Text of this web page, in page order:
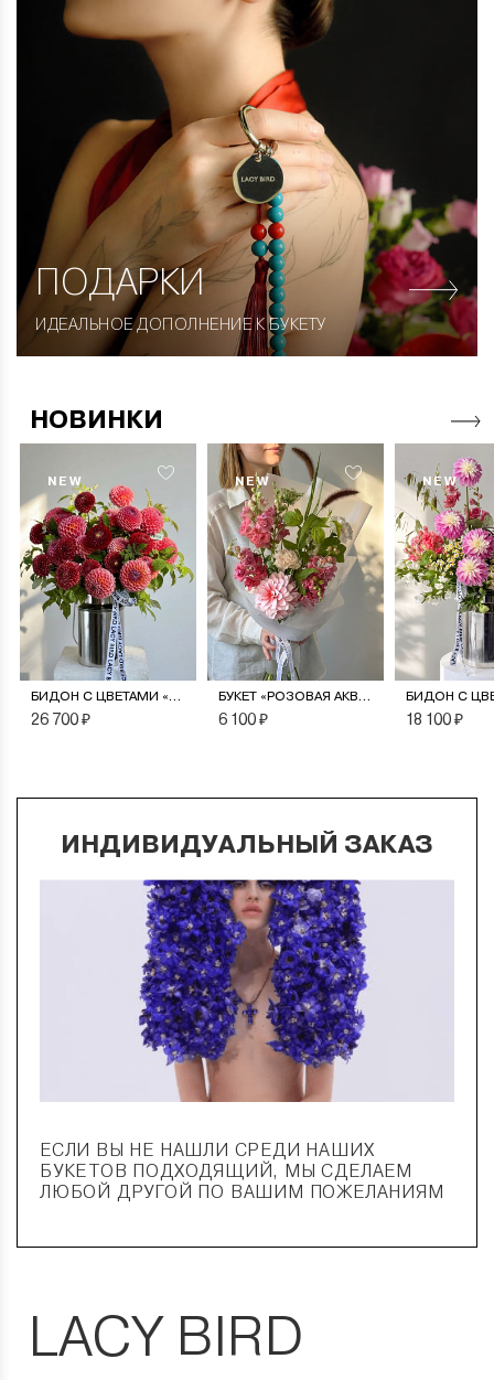
ПОДАРКИ
ИДЕАЛЬНОЕ ДОПОЛНЕНИЕ К БУКЕТУ
НОВИНКИ
NEW
БИДОН С ЦВЕТАМИ «МОНПАНСЬЕ»
26 700 ₽
NEW
БУКЕТ «РОЗОВАЯ АКВАРЕЛЬ»
6 100 ₽
NEW
18 100 ₽
ИНДИВИДУАЛЬНЫЙ ЗАКАЗ
ЕСЛИ ВЫ НЕ НАШЛИ СРЕДИ НАШИХ
БУКЕТОВ ПОДХОДЯЩИЙ, МЫ СДЕЛАЕМ
ЛЮБОЙ ДРУГОЙ ПО ВАШИМ ПОЖЕЛАНИЯМ
LACY BIRD